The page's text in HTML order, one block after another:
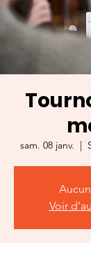
sam. 08 janv.
  |
Voir